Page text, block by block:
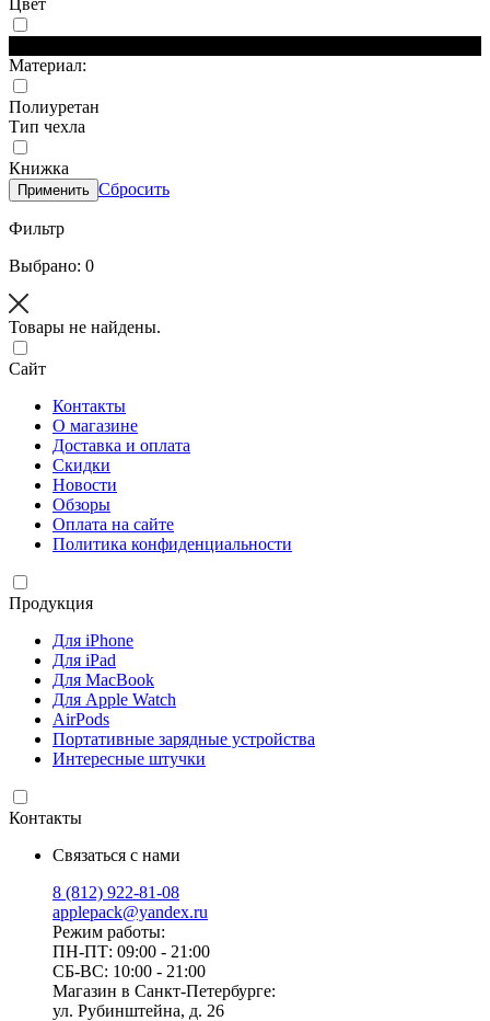
Материал:
Полиуретан
Тип чехла
Книжка
Применить Сбросить
Фильтр
Выбрано: 0
Товары не найдены.
Сайт
Контакты
О магазине
Доставка и оплата
Скидки
Новости
Обзоры
Оплата на сайте
Политика конфиденциальности
Продукция
Для iPhone
Для iPad
Для MacBook
Для Apple Watch
AirPods
Портативные зарядные устройства
Интересные штучки
Контакты
Связаться с нами
8 (812) 922-81-08
applepack@yandex.ru
Режим работы:
ПН-ПТ: 09:00 - 21:00
СБ-ВС: 10:00 - 21:00
Магазин в Санкт-Петербурге:
ул. Рубинштейна, д. 26